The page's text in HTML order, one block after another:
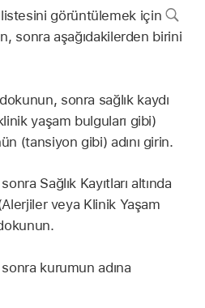
listesini görüntülemek için
sonra aşağıdakilerden birini
sonra sağlık kaydı
yaşam bulguları gibi)
(tansiyon gibi) adını girin.
Sağlık Kayıtları altında
veya Klinik Yaşam
sonra kurumun adına